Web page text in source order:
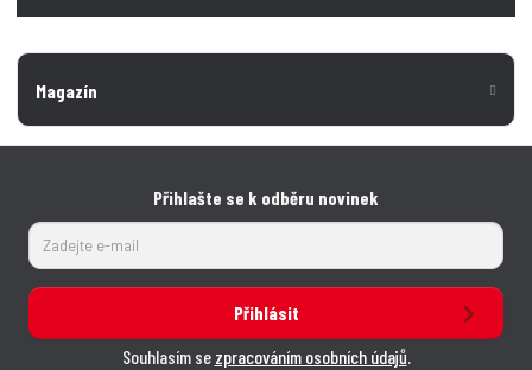
Magazín
Přihlašte se k odběru novinek
Přihlásit
Souhlasím se zpracováním osobních údajů.